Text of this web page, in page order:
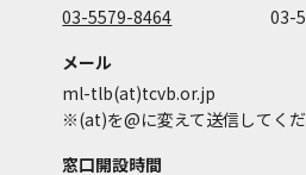
03-5579-8464
03-
メール
ml-tlb(at)tcvb.or.jp
※(at)を@に変えて送信してくだ
窓口開設時間